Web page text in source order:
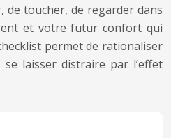
de toucher, de regarder dans
et votre futur confort qui
permet de rationaliser
se laisser distraire par l’effet